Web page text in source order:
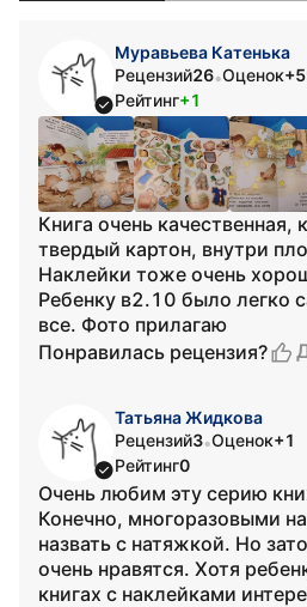
Муравьева Катенька
Рецензий26•Оценок
Рейтинг+1
Книга очень
твердый картон, внутри
Наклейки тоже очень
Ребенку в2.10 было легко
все. Фото прилагаю
Понравилась рецензия?
Татьяна Жидкова
Рецензий3•Оценок+1
Рейтинг0
Очень любим эту серию
Конечно, многоразовыми
назвать с натяжкой. Но
очень нравятся. Хотя
книгах с наклейками